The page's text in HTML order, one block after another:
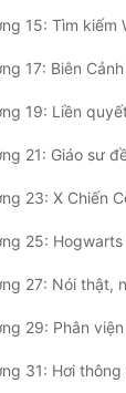
15: Tìm kiếm
17: Biên
19: Liền
21: Giáo sư
23: X Chiến
25:
27: Nói thật,
29: Phân
31: Hơi